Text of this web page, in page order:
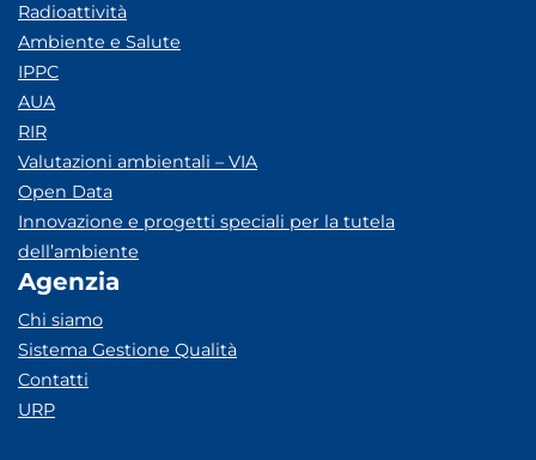
Radioattività
Ambiente e Salute
IPPC
AUA
RIR
Valutazioni ambientali – VIA
Open Data
Innovazione e progetti speciali per la tutela
dell’ambiente
Agenzia
Chi siamo
Sistema Gestione Qualità
Contatti
URP